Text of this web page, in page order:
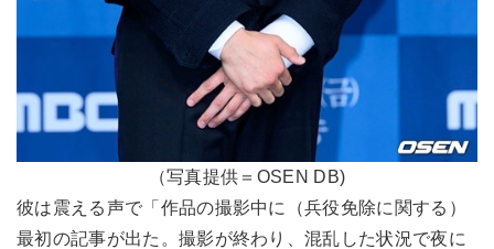
（写真提供＝OSEN DB)
彼は震える声で「作品の撮影中に（兵役免除に関する）
最初の記事が出た。撮影が終わり、混乱した状況で夜に